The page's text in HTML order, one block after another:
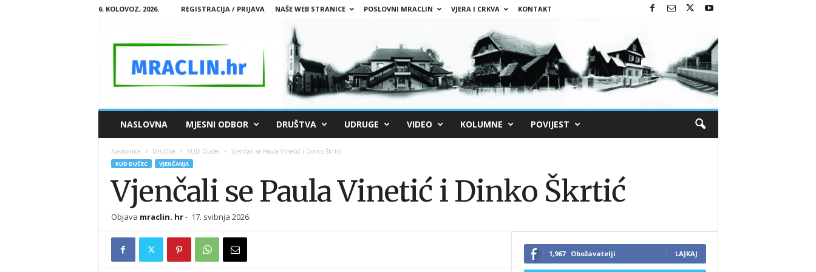
6. KOLOVOZ, 2026. REGISTRACIJA / PRIJAVA NAŠE WEB STRANICE POSLOVNI MRACLIN VJERA I CRKVA KONTAKT
M
A
R
NASLOVNA MJESNI ODBOR DRUŠTVA UDRUGE VIDEO KOLUMNE POVIJEST
Naslovnica Društva KUD Dučec Vjenčali se Paula Vinetić i Dinko Škrtić
KUD DUČEC VJENČANJA
Vjenčali se Paula Vinetić i Dinko Škrtić
Objava mraclin. hr- 17. svibnja 2026.
1,967 Obožavatelji LAJKAJ